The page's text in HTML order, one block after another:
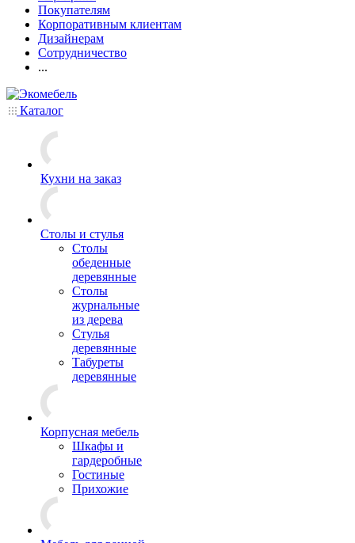
Покупателям
Корпоративным клиентам
Дизайнерам
Сотрудничество
...
Каталог
Кухни на заказ
Столы и стулья
Столы
обеденные
деревянные
Столы
журнальные
из дерева
Стулья
деревянные
Табуреты
деревянные
Корпусная мебель
Шкафы и
гардеробные
Гостиные
Прихожие